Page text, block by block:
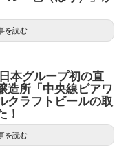
を読む
本グループ初の直
造所「中央線ビアワ
クラフトビールの取
！
を読む